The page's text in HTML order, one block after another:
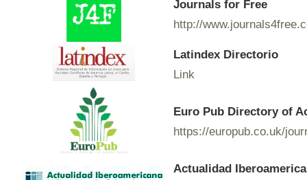
Journals for Free
http://
Latindex Directorio
Link
Euro Pub Directory of
https://europub.co.uk/
Actualidad